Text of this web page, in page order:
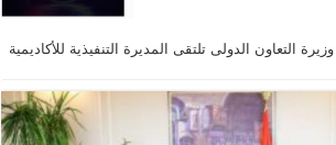
وزيرة التعاون الدولى تلتقى المديرة التنفيذية للأكاديمية